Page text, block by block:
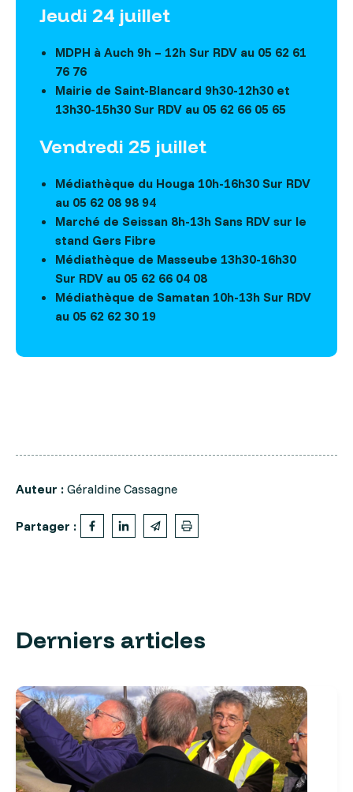
Jeudi 24 juillet
MDPH à Auch 9h – 12h Sur RDV au 05 62 61
76 76
Mairie de Saint-Blancard 9h30-12h30 et
13h30-15h30 Sur RDV au 05 62 66 05 65
Vendredi 25 juillet
Médiathèque du Houga 10h-16h30 Sur RDV
au 05 62 08 98 94
Marché de Seissan 8h-13h Sans RDV sur le
stand Gers Fibre
Médiathèque de Masseube 13h30-16h30
Sur RDV au 05 62 66 04 08
Médiathèque de Samatan 10h-13h Sur RDV
au 05 62 62 30 19
Auteur : Géraldine Cassagne
Partager :
Derniers articles